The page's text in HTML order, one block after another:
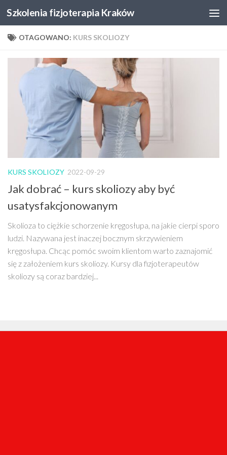
Skip to content
Szkolenia fizjoterapia Kraków
OTAGOWANO: KURS SKOLIOZY
KURS SKOLIOZY 2022-09-29
Jak dobrać – kurs skoliozy aby być
usatysfakcjonowanym
Skolioza to ciężkie schorzenie kręgosłupa, na jakie cierpi sporo
ludzi. Nazywana jest inaczej bocznym skrzywieniem
kręgosłupa. Chcąc pomóc swoim klientom warto zaznajomić
się z założeniem kurs skoliozy. Kursy dla fizjoterapeutów
skoliozy są coraz bardziej...